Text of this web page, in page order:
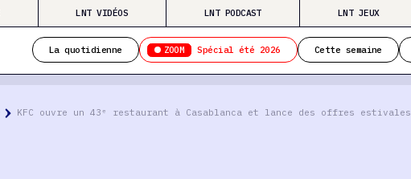
LNT VIDÉOS LNT PODCAST LNT JEUX
La quotidienne ZOOM Spécial été 2026 Cette semaine
KFC ouvre un 43ᵉ restaurant à Casablanca et lance des offres estivales